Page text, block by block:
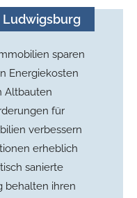
sparen
Energiekosten
Altbauten
für
verbessern
erheblich
sanierte
behalten ihren